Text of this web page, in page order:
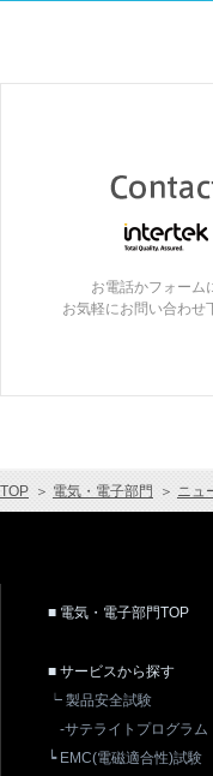
お電話かフォーム
お気軽にお問い合わせ
TOP ＞ 電気・電子部門 ＞ ニュ
■ 電気・電子部門TOP
■ サービスから探す
┕ 製品安全試験
-サテライトプログラム
┕ EMC(電磁適合性)試験